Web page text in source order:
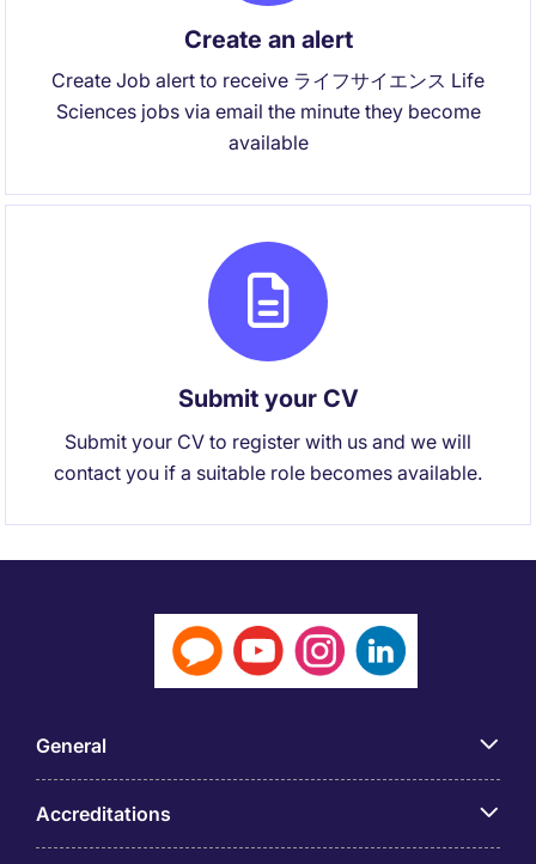
Create an alert
Create Job alert to receive ライフサイエンス Life
Sciences jobs via email the minute they become
available
Submit your CV
Submit your CV to register with us and we will
contact you if a suitable role becomes available.
General
Accreditations